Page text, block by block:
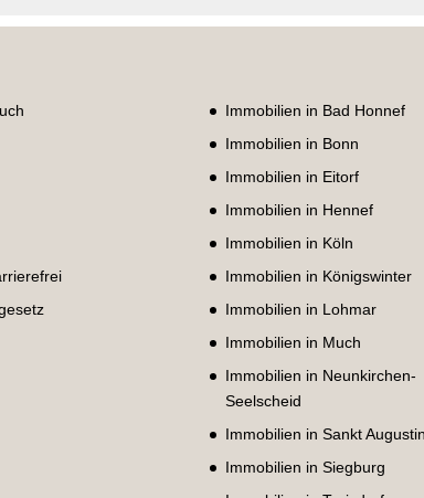
Immobilien in Bad Honnef
Immobilien in Bonn
Immobilien in Eitorf
Immobilien in Hennef
Immobilien in Köln
Immobilien in Königswinter
Immobilien in Lohmar
Immobilien in Much
Immobilien in Neunkirchen-
Seelscheid
Immobilien in Sankt
Immobilien in Siegburg